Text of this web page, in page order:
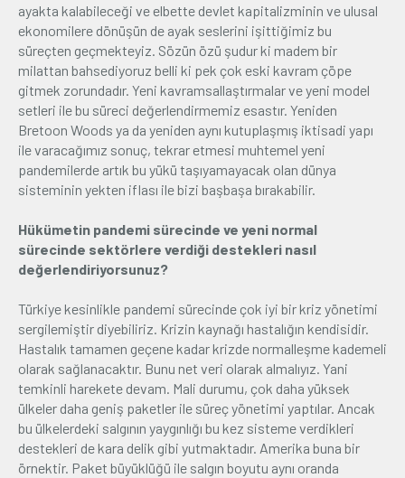
ayakta kalabileceği ve elbette devlet kapitalizminin ve ulusal
ekonomilere dönüşün de ayak seslerini işittiğimiz bu
süreçten geçmekteyiz. Sözün özü şudur ki madem bir
milattan bahsediyoruz belli ki pek çok eski kavram çöpe
gitmek zorundadır. Yeni kavramsallaştırmalar ve yeni model
setleri ile bu süreci değerlendirmemiz esastır. Yeniden
Bretoon Woods ya da yeniden aynı kutuplaşmış iktisadi yapı
ile varacağımız sonuç, tekrar etmesi muhtemel yeni
pandemilerde artık bu yükü taşıyamayacak olan dünya
sisteminin yekten iflası ile bizi başbaşa bırakabilir.
Hükümetin pandemi sürecinde ve yeni normal
sürecinde sektörlere verdiği destekleri nasıl
değerlendiriyorsunuz?
Türkiye kesinlikle pandemi sürecinde çok iyi bir kriz yönetimi
sergilemiştir diyebiliriz. Krizin kaynağı hastalığın kendisidir.
Hastalık tamamen geçene kadar krizde normalleşme kademeli
olarak sağlanacaktır. Bunu net veri olarak almalıyız. Yani
temkinli harekete devam. Mali durumu, çok daha yüksek
ülkeler daha geniş paketler ile süreç yönetimi yaptılar. Ancak
bu ülkelerdeki salgının yaygınlığı bu kez sisteme verdikleri
destekleri de kara delik gibi yutmaktadır. Amerika buna bir
örnektir. Paket büyüklüğü ile salgın boyutu aynı oranda